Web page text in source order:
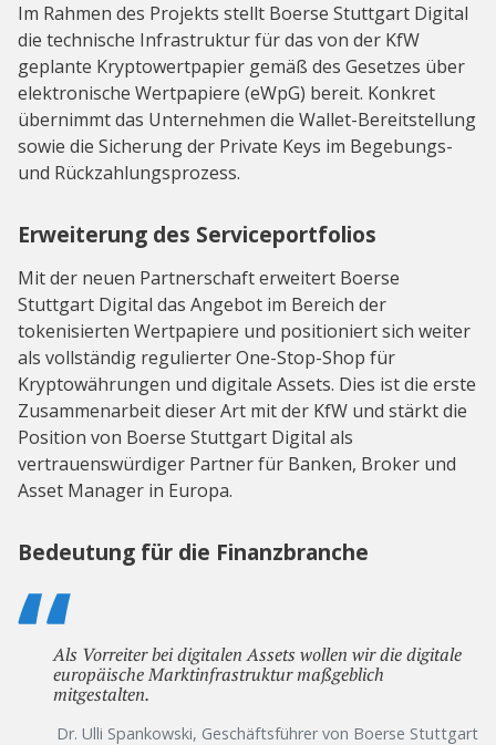
Im Rahmen des Projekts stellt Boerse Stuttgart Digital
die technische Infrastruktur für das von der KfW
geplante Kryptowertpapier gemäß des Gesetzes über
elektronische Wertpapiere (eWpG) bereit. Konkret
übernimmt das Unternehmen die Wallet-Bereitstellung
sowie die Sicherung der Private Keys im Begebungs-
und Rückzahlungsprozess.
Erweiterung des Serviceportfolios
Mit der neuen Partnerschaft erweitert Boerse
Stuttgart Digital das Angebot im Bereich der
tokenisierten Wertpapiere und positioniert sich weiter
als vollständig regulierter One-Stop-Shop für
Kryptowährungen und digitale Assets. Dies ist die erste
Zusammenarbeit dieser Art mit der KfW und stärkt die
Position von Boerse Stuttgart Digital als
vertrauenswürdiger Partner für Banken, Broker und
Asset Manager in Europa.
Bedeutung für die Finanzbranche
Als Vorreiter bei digitalen Assets wollen wir die digitale
europäische Marktinfrastruktur maßgeblich
mitgestalten.
Dr. Ulli Spankowski, Geschäftsführer von Boerse Stuttgart